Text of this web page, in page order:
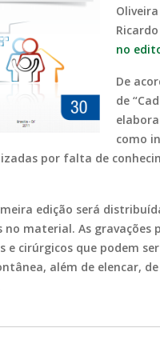
no
De
de
como
por falta de
edição será
material. As
cirúrgicos que podem
além de elencar,